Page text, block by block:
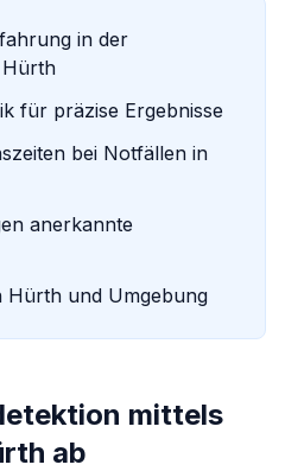
in der
Hürth
für präzise Ergebnisse
bei Notfällen in
anerkannte
Hürth und Umgebung
mittels
ab